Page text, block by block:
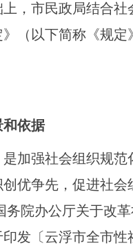
，市民政局结合
（以下简称《规
和依据
加强社会组织规
优争先，促进社
务院办公厅关于改
发〔云浮市全市